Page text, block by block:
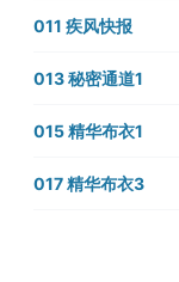
011 疾风快报
013 秘密通道1
015 精华布衣1
017 精华布衣3